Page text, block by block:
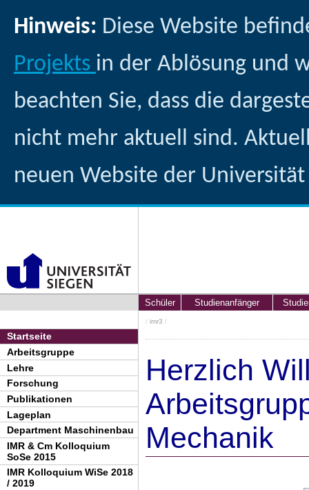
Hinweis: Diese Website
Projekts in der Ablösung und
beachten Sie, dass die
nicht mehr aktuell sind.
neuen Website der
Startseite
Arbeitsgruppe
Lehre
Forschung
Publikationen
Lageplan
Department Maschinenbau
IMR & Cm Kolloquium
SoSe 2015
IMR Kolloquium WiSe 2018
/ 2019
Schüler Studienanfänger
/ imr3 /
Herzlich
Mechanik